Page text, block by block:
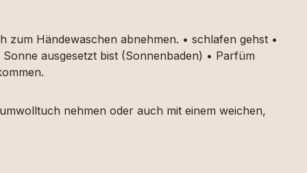
zum Händewaschen abnehmen. • schlafen gehst •
ausgesetzt bist (Sonnenbaden) • Parfüm
nehmen oder auch mit einem weichen,